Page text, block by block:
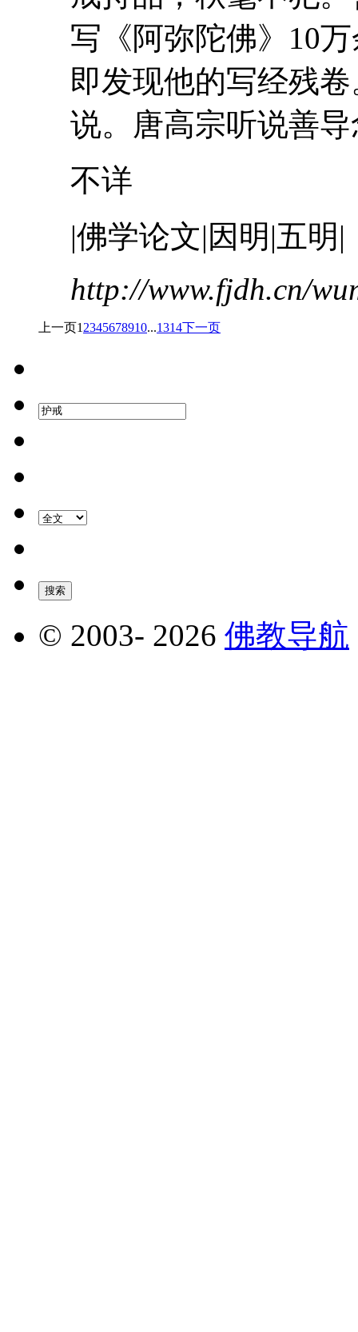
写《阿弥陀佛》10
即发现他的写经残
说。唐高宗听说善导
不详
|佛学论文|因明|五明|
http://www.fjdh.cn/
上一页1 2345678910...1314下一页
© 2003- 2026 佛教导航